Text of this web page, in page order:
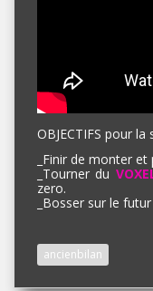
OBJECTIFS pour
Finir de monter et
Tourner du
zero.
Bosser sur le
ancienbilan